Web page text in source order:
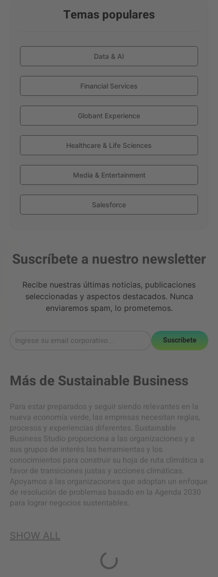
Temas populares
Data & AI
Financial Services
Globant Experience
Healthcare & Life Sciences
Media & Entertainment
Salesforce
Suscríbete a nuestro newsletter
Recibe nuestras últimas noticias, publicaciones
seleccionadas y aspectos destacados. Nunca
enviaremos spam, lo prometemos.
Suscríbete
Más deSustainable Business
Para estar preparados y seguir siendo relevantes en la
nueva economía verde, las empresas necesitan reglas,
procesos y experiencias diferentes. Sustainable
Business Studio proporciona a las organizaciones y a
sus grupos de interés las herramientas y los
conocimientos para construir su hoja de ruta climática a
favor de transiciones justas y acciones climáticas.
Apoyamos a las organizaciones que adoptan un enfoque
de resolución de problemas basado en la Agenda 2030
para lograr negocios sustentables.
SHOW ALL